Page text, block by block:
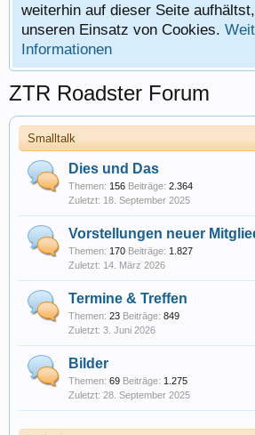
weiterhin auf dieser Seite
unseren Einsatz von Cookies.
Informationen
ZTR Roadster Forum
Smalltalk
Dies und Das
Themen: 156 Beiträge: 2.364
18. September 2025
Vorstellungen neuer
Themen: 170 Beiträge: 1.827
14. März 2026
Termine & Treffen
Themen: 23 Beiträge: 849
3. Juni 2026
Bilder
Themen: 69 Beiträge: 1.275
28. September 2025